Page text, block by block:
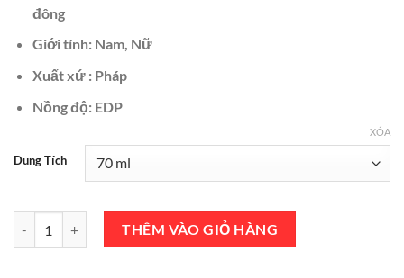
đông
Giới tính: Nam, Nữ
Xuất xứ : Pháp
Nồng độ: EDP
Dung Tích
XÓA
Nước Hoa Maison Francis Kurkdjian Oud Satin Mood EDP 70ml
THÊM VÀO GIỎ HÀNG